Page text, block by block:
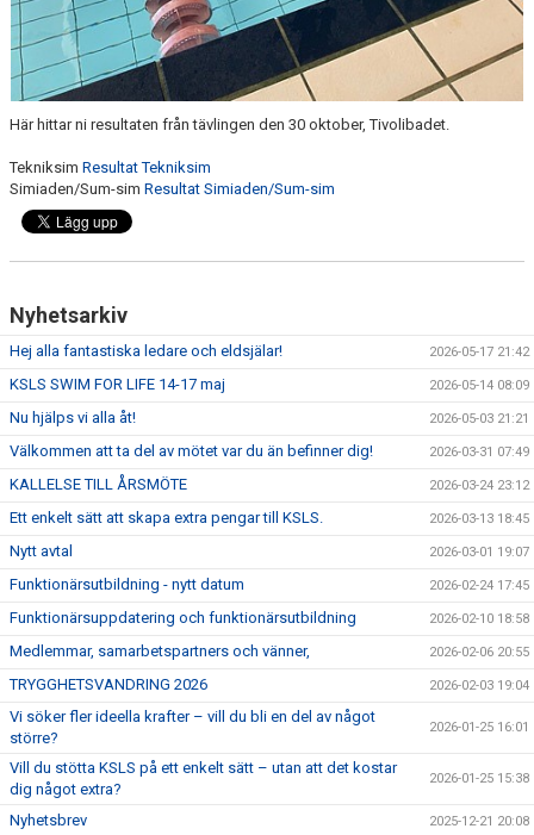
Här hittar ni resultaten från tävlingen den 30 oktober, Tivolibadet.
Tekniksim Resultat Tekniksim
Simiaden/Sum-sim Resultat Simiaden/Sum-sim
Nyhetsarkiv
Hej alla fantastiska ledare och eldsjälar! 2026-05-17 21:42
KSLS SWIM FOR LIFE 14-17 maj 2026-05-14 08:09
Nu hjälps vi alla åt! 2026-05-03 21:21
Välkommen att ta del av mötet var du än befinner dig! 2026-03-31 07:49
KALLELSE TILL ÅRSMÖTE 2026-03-24 23:12
Ett enkelt sätt att skapa extra pengar till KSLS. 2026-03-13 18:45
Nytt avtal 2026-03-01 19:07
Funktionärsutbildning - nytt datum 2026-02-24 17:45
Funktionärsuppdatering och funktionärsutbildning 2026-02-10 18:58
Medlemmar, samarbetspartners och vänner, 2026-02-06 20:55
TRYGGHETSVANDRING 2026 2026-02-03 19:04
Vi söker fler ideella krafter – vill du bli en del av något
större?
2026-01-25 16:01
Vill du stötta KSLS på ett enkelt sätt – utan att det kostar
dig något extra?
2026-01-25 15:38
Nyhetsbrev 2025-12-21 20:08